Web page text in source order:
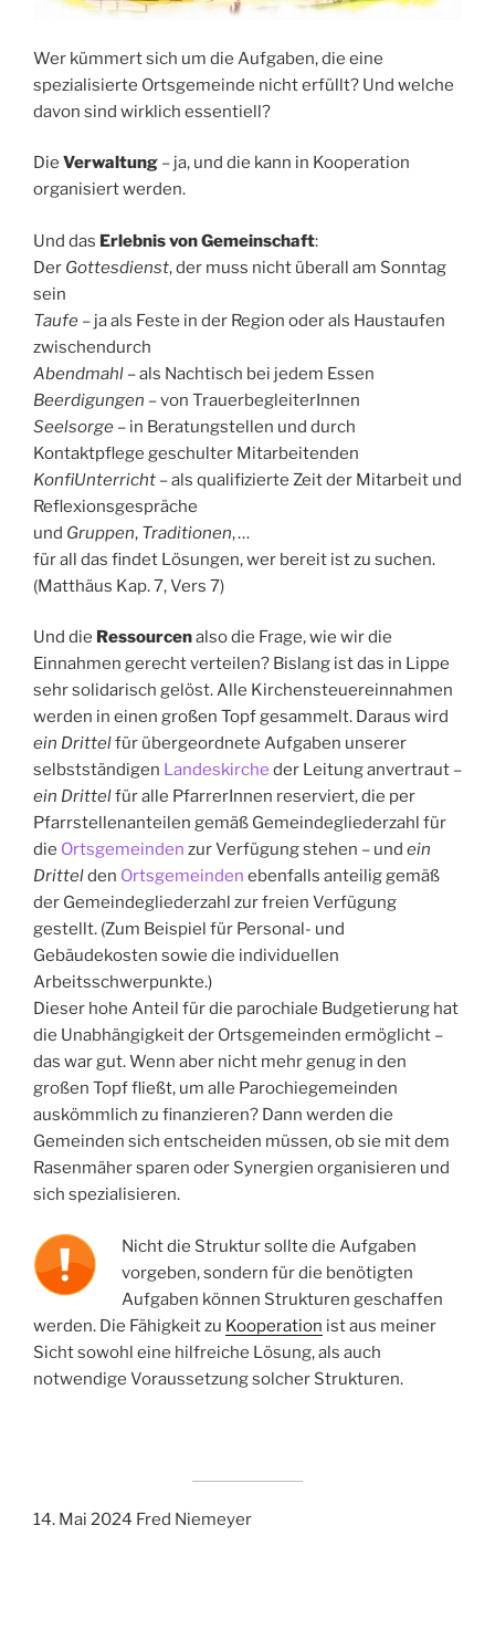
Wer kümmert sich um die Aufgaben, die eine
spezialisierte Ortsgemeinde nicht erfüllt? Und welche
davon sind wirklich essentiell?
Die Verwaltung – ja, und die kann in Kooperation
organisiert werden.
Und das Erlebnis von Gemeinschaft:
Der Gottesdienst, der muss nicht überall am Sonntag
sein
Taufe – ja als Feste in der Region oder als Haustaufen
zwischendurch
Abendmahl – als Nachtisch bei jedem Essen
Beerdigungen – von TrauerbegleiterInnen
Seelsorge – in Beratungstellen und durch
Kontaktpflege geschulter Mitarbeitenden
KonfiUnterricht – als qualifizierte Zeit der Mitarbeit und
Reflexionsgespräche
und Gruppen, Traditionen,…
für all das findet Lösungen, wer bereit ist zu suchen.
(Matthäus Kap. 7, Vers 7)
Und die Ressourcenalso die Frage, wie wir die
Einnahmen gerecht verteilen? Bislang ist das in Lippe
sehr solidarisch gelöst. Alle Kirchensteuereinnahmen
werden in einen großen Topf gesammelt. Daraus wird
ein Drittelfür übergeordnete Aufgaben unserer
selbstständigen Landeskirche der Leitung anvertraut –
ein Drittelfür alle PfarrerInnen reserviert, die per
Pfarrstellenanteilen gemäß Gemeindegliederzahl für
die Ortsgemeinden zur Verfügung stehen – und ein
Drittelden Ortsgemeinden ebenfalls anteilig gemäß
der Gemeindegliederzahl zur freien Verfügung
gestellt. (Zum Beispiel für Personal- und
Gebäudekosten sowie die individuellen
Arbeitsschwerpunkte.)
Dieser hohe Anteil für die parochiale Budgetierung hat
die Unabhängigkeit der Ortsgemeinden ermöglicht –
das war gut. Wenn aber nicht mehr genug in den
großen Topf fließt, um alle Parochiegemeinden
auskömmlich zu finanzieren? Dann werden die
Gemeinden sich entscheiden müssen, ob sie mit dem
Rasenmäher sparen oder Synergien organisieren und
sich spezialisieren.
Nicht die Struktur sollte die Aufgaben
vorgeben, sondern für die benötigten
Aufgaben können Strukturen geschaffen
werden. Die Fähigkeit zu Kooperation ist aus meiner
Sicht sowohl eine hilfreiche Lösung, als auch
notwendige Voraussetzung solcher Strukturen.
14. Mai 2024 Fred Niemeyer